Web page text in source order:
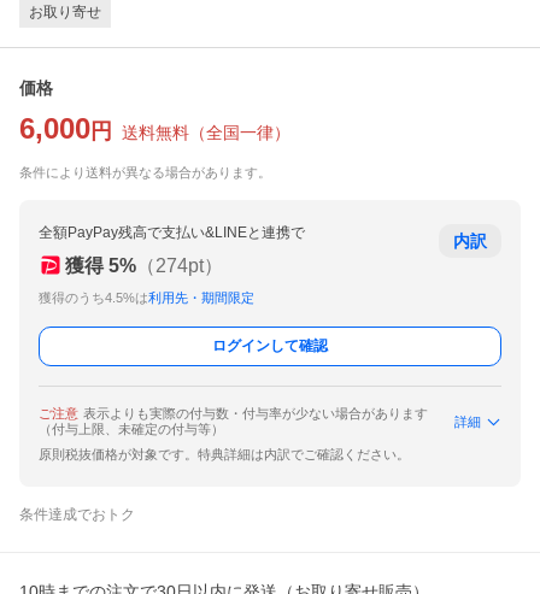
お取り寄せ
価格
6,000 円 送料無料 （全国一律）
条件により送料が異なる場合があります。
全額PayPay残高で支払い&LINEと連携で
獲得 5% （274pt）
獲得のうち4.5%は利用先・期間限定
内訳
ログインして確認
ご注意 表示よりも実際の付与数・付与率が少ない場合があります
（付与上限、未確定の付与等）
詳細
原則税抜価格が対象です。特典詳細は内訳でご確認ください。
条件達成でおトク